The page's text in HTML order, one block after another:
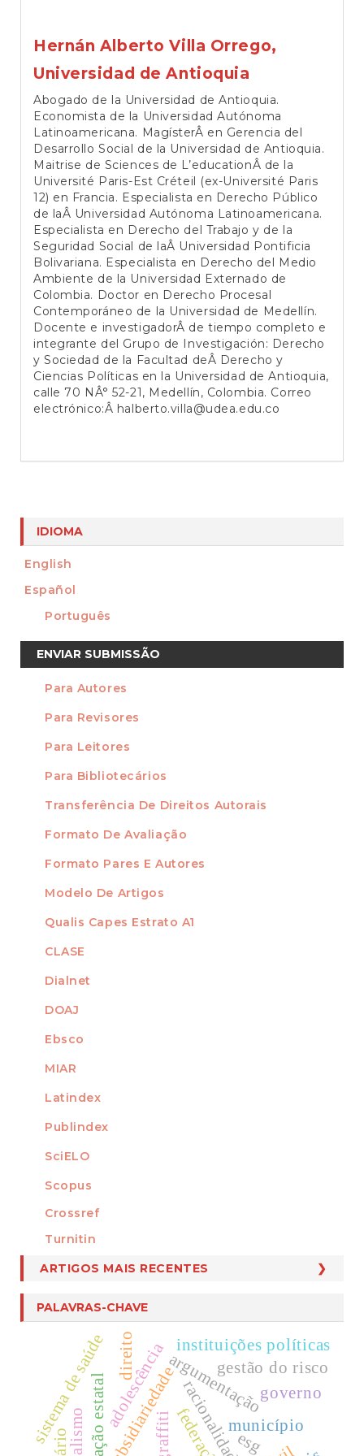
Hernán Alberto Villa Orrego,
Universidad de Antioquia
Abogado de la Universidad de Antioquia.
Economista de la Universidad Autónoma
Latinoamericana. MagísterÂ en Gerencia del
Desarrollo Social de la Universidad de Antioquia.
Maitrise de Sciences de L’educationÂ de la
Université Paris-Est Créteil (ex-Université Paris
12) en Francia. Especialista en Derecho Público
de laÂ Universidad Autónoma Latinoamericana.
Especialista en Derecho del Trabajo y de la
Seguridad Social de laÂ Universidad Pontificia
Bolivariana. Especialista en Derecho del Medio
Ambiente de la Universidad Externado de
Colombia. Doctor en Derecho Procesal
Contemporáneo de la Universidad de Medellín.
Docente e investigadorÂ de tiempo completo e
integrante del Grupo de Investigación: Derecho
y Sociedad de la Facultad deÂ Derecho y
Ciencias Políticas en la Universidad de Antioquia,
calle 70 NÂ° 52-21, Medellín, Colombia. Correo
electrónico:Â halberto.villa@udea.edu.co
IDIOMA
English
Español
Português
Enviar
Submissão
ENVIAR SUBMISSÃO
INFORMAÇÃO
Para Autores
Para Revisores
Para Leitores
Para Bibliotecários
FORMATOS
Transferência De Direitos Autorais
Formato De Avaliação
Formato Pares E Autores
Modelo De Artigos
INDEXADO EM
Qualis Capes Estrato A1
CLASE
Dialnet
DOAJ
Ebsco
MIAR
Latindex
Publindex
SciELO
Scopus
MEMBRO DE
Crossref
Turnitin
ARTIGOS MAIS RECENTES
PALAVRAS-CHAVE
argumentação
racionalidade
federação
subsidiariedade município
gestão do risco
sistema de saúde graffiti
adolescência
esg
direito instituições políticas
governo